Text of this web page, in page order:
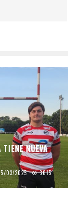
NUEVA
03/2025 3015